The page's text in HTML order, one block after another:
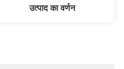
उत्पाद का वर्णन